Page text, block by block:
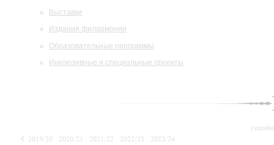
Выставки
Издания филармонии
Образовательные программы
Инклюзивные и специальные проекты
2019/20 2020/21 2021/22 2022/23
2023/24